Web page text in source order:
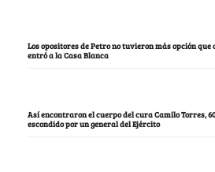
Los opositores de Petro no tuvieron más opción
entró a la Casa Blanca
Así encontraron el cuerpo del cura Camilo Torres,
escondido por un general del Ejército